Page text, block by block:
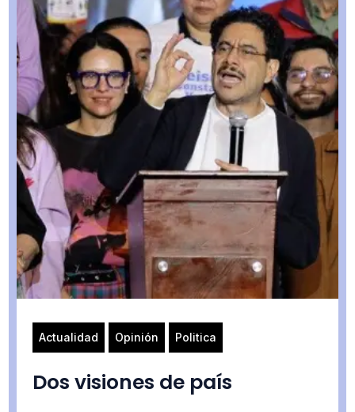
Actualidad Opinión Politica
Dos visiones de país